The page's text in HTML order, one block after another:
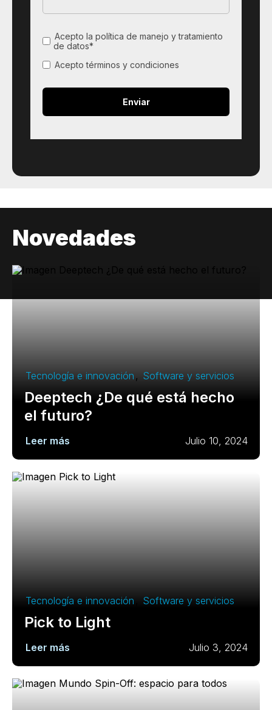
Acepto la política de manejo y tratamiento
de datos*
Acepto términos y condiciones
Novedades
Tecnología e innovación , Software y servicios
Deeptech ¿De qué está hecho
el futuro?
Leer más Julio 10, 2024
Tecnología e innovación Software y servicios
Pick to Light
Leer más Julio 3, 2024